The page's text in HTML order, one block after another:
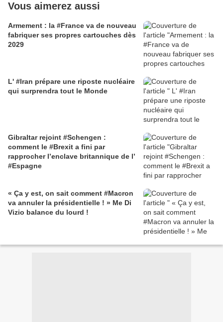
Vous aimerez aussi
Armement : la #France va de nouveau
fabriquer ses propres cartouches dès
2029
L' #Iran prépare une riposte nucléaire
qui surprendra tout le Monde
Gibraltar rejoint #Schengen :
comment le #Brexit a fini par
rapprocher l’enclave britannique de l’
#Espagne
« Ça y est, on sait comment #Macron
va annuler la présidentielle ! » Me Di
Vizio balance du lourd !